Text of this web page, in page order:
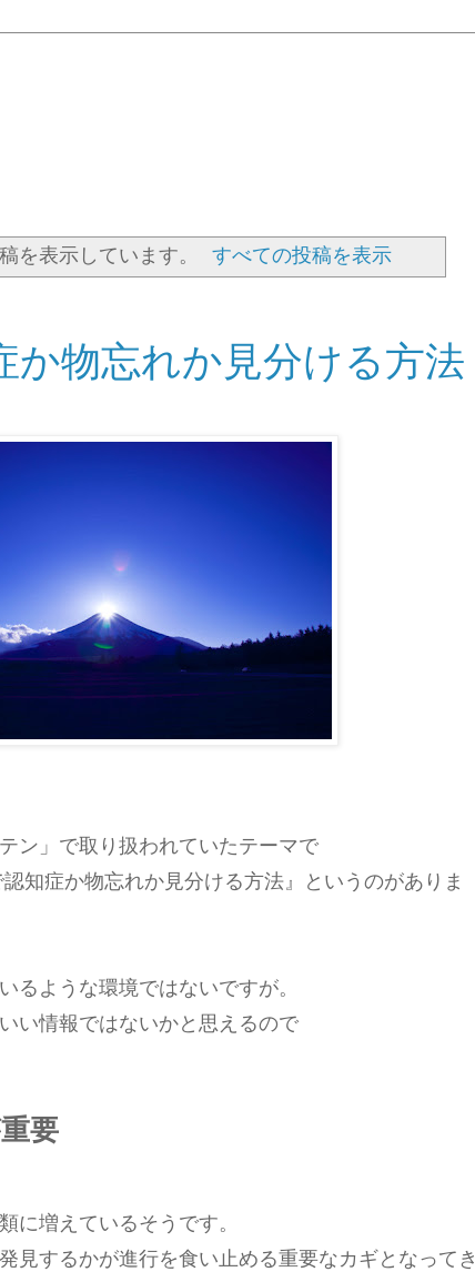
を表示しています。 すべての投稿を表示
か物忘れか見分ける方法
ン」で取り扱われていたテーマで
認知症か物忘れか見分ける方法』というのがありま
るような環境ではないですが。
い情報ではないかと思えるので
要
に増えているそうです。
見するかが進行を食い止める重要なカギとなってき